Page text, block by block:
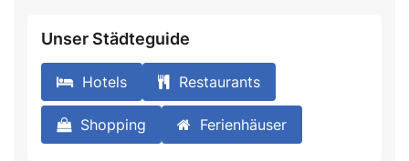
Unser Städteguide
Hotels Restaurants
Shopping Ferienhäuser